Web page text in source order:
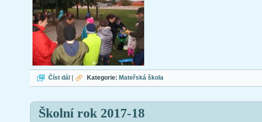
Číst dál Dýňová stezka
Kategorie: Mateřská škola
Školní rok 2017-18